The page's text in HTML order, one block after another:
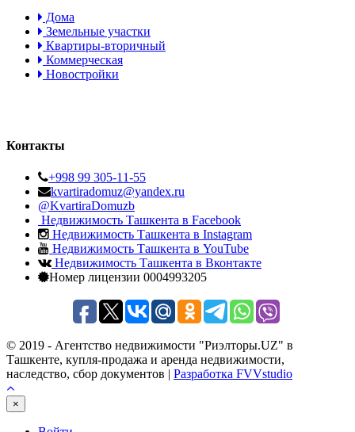
Дома
Земельные участки
Квартиры-вторичный
Коммерческая
Новостройки
Контакты
+998 99 305-11-55
kvartiradomuz@yandex.ru
@KvartiraDomuzb
Недвижимость Ташкента в Facebook
Недвижимость Ташкента в Instagram
Недвижимость Ташкента в YouTube
Недвижимость Ташкента в Вконтакте
Номер лицензии 0004993205
© 2019 - Агентство недвижимости "Риэлторы.UZ" в
Ташкенте, купля-продажа и аренда недвижимости,
наследство, сбор документов | Разработка FVVstudio
×